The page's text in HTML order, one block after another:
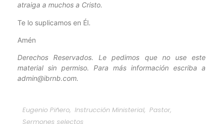
atraiga a muchos a Cristo.
Te lo suplicamos en Él.
Amén
Derechos Reservados. Le pedimos que no use este
material sin permiso. Para más información escriba a
admin@ibrnb.com.
Eugenio Piñero, Instrucción Ministerial, Pastor,
Sermones selectos